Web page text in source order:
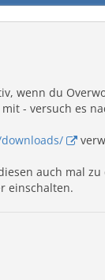
wenn du
- versuch es
auch mal
einschalten.